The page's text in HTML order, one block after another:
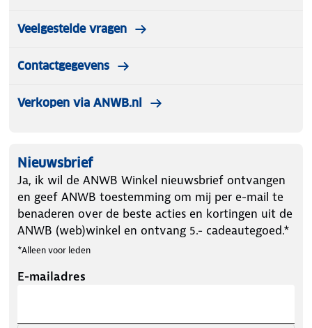
Veelgestelde vragen
Contactgegevens
Verkopen via ANWB.nl
Nieuwsbrief
Ja, ik wil de ANWB Winkel nieuwsbrief ontvangen
en geef ANWB toestemming om mij per e-mail te
benaderen over de beste acties en kortingen uit de
ANWB (web)winkel en ontvang 5.- cadeautegoed.*
*Alleen voor leden
E-mailadres